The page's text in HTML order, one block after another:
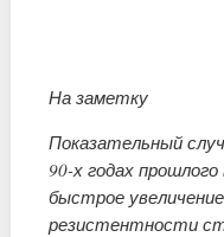
На заметку
Показательный
90-х годах
быстрое
резистентности